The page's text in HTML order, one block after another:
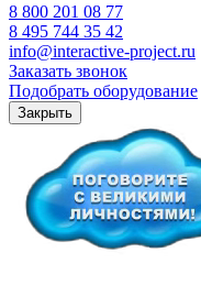
8 800 201 08 77
8 495 744 35 42
info@interactive-project.ru
Заказать звонок
Подобрать оборудование
Закрыть